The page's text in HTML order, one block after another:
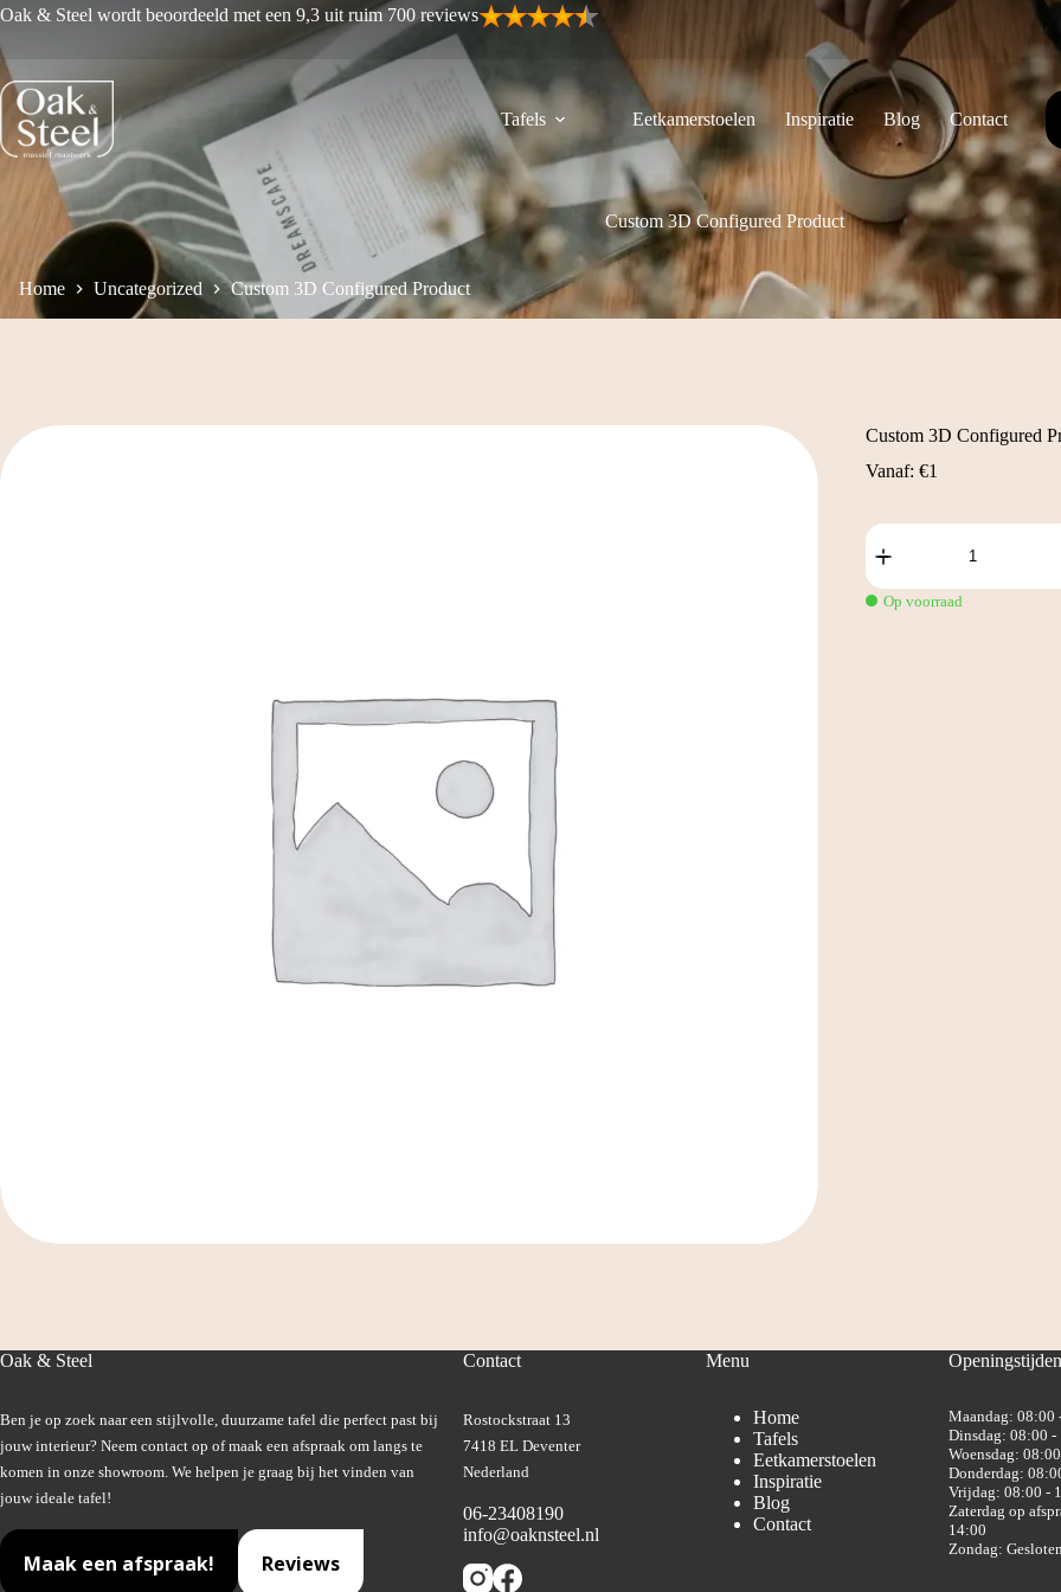
Ga
de
inhoud
Oak & Steel wordt beoordeeld met een 9,3 uit ruim 700 reviews
Tafels Eetkamerstoelen Inspiratie Blog Contact
Custom 3D Configured Product
Home Uncategorized Custom 3D Configured Product
Custom 3D Configured
Vanaf:€1
Custom
3D
Configured
Product
aantal
Op voorraad
Oak & Steel
Ben je op zoek naar een stijlvolle, duurzame tafel die perfect past bij
jouw interieur? Neem contact op of maak een afspraak om langs te
komen in onze showroom. We helpen je graag bij het vinden van
jouw ideale tafel!
Maak een afspraak! Reviews
Contact
Rostockstraat 13
7418 EL Deventer
Nederland
06-23408190
info@oaknsteel.nl
Menu
Home
Tafels
Eetkamerstoelen
Inspiratie
Blog
Contact
Openingstijden
Maandag: 08:00
Dinsdag: 08:00 -
Woensdag:
Donderdag:
Vrijdag: 08:00 -
Zaterdag op
14:00
Zondag: Gesloten